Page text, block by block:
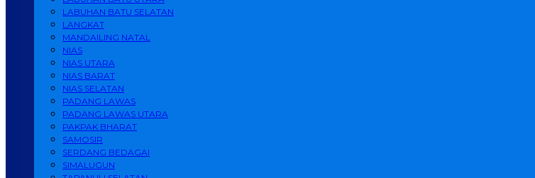
LABUHAN BATU SELATAN
LANGKAT
MANDAILING NATAL
NIAS
NIAS UTARA
NIAS BARAT
NIAS SELATAN
PADANG LAWAS
PADANG LAWAS UTARA
PAKPAK BHARAT
SAMOSIR
SERDANG BEDAGAI
SIMALUGUN